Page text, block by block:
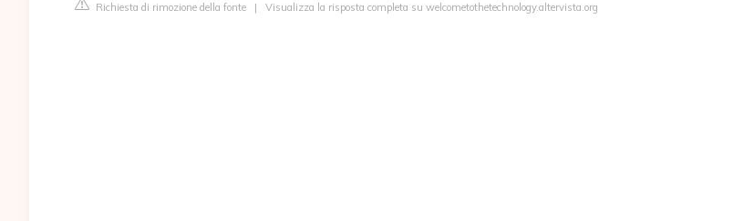
Richiesta di rimozione della fonte | Visualizza la risposta completa su welcometothetechnology.altervista.org